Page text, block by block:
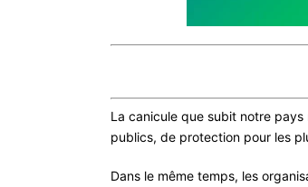
La canicule que subit notre
publics, de protection pour les
Dans le même temps, les